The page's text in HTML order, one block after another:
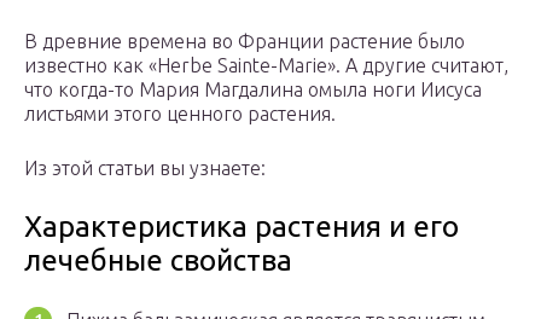
В древние времена во Франции растение было
известно как «Herbe Sainte-Marie». А другие считают,
что когда-то Мария Магдалина омыла ноги Иисуса
листьями этого ценного растения.
Из этой статьи вы узнаете:
Характеристика растения и его
лечебные свойства